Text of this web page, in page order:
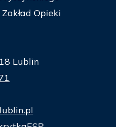
Opieki
Lublin